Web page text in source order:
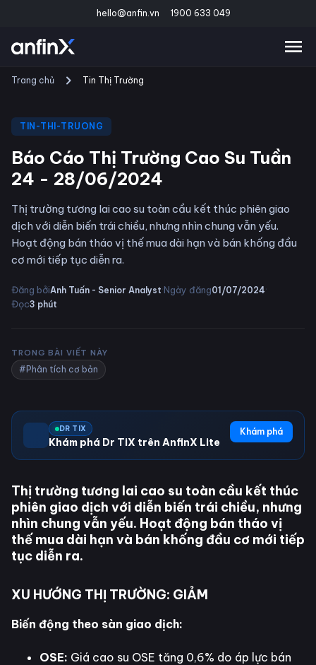
hello@anfin.vn 1900 633 049
Trang chủ Tin Thị Trường
TIN-THI-TRUONG
Báo Cáo Thị Trường Cao Su Tuần
24 - 28/06/2024
Thị trường tương lai cao su toàn cầu kết thúc phiên giao
dịch với diễn biến trái chiều, nhưng nhìn chung vẫn yếu.
Hoạt động bán tháo vị thế mua dài hạn và bán khống đầu
cơ mới tiếp tục diễn ra.
Đăng bởiAnh Tuấn - Senior Analyst·Ngày đăng01/07/2024·
Đọc3 phút
TRONG BÀI VIẾT NÀY
#Phân tích cơ bản
DR TIX
Khám phá Dr TiX trên AnfinX Lite
Khám phá
Thị trường tương lai cao su toàn cầu kết thúc
phiên giao dịch với diễn biến trái chiều, nhưng
nhìn chung vẫn yếu. Hoạt động bán tháo vị
thế mua dài hạn và bán khống đầu cơ mới tiếp
tục diễn ra.
XU HƯỚNG THỊ TRƯỜNG: GIẢM
Biến động theo sàn giao dịch:
OSE: Giá cao su OSE tăng 0,6% do áp lực bán